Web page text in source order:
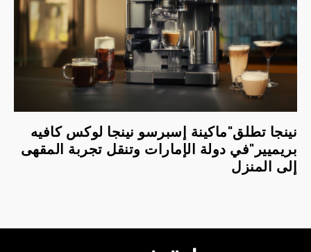
نينجا تطلق"ماكينة إسبرسو نينجا لوكس كافيه
بريميير"في دولة الإمارات وتنقل تجربة المقهى
إلى المنزل